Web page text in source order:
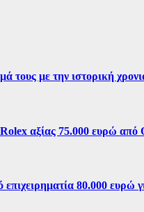
τους με την ιστορική
αξίας 75.000 ευρώ από
80.000 ευρώ